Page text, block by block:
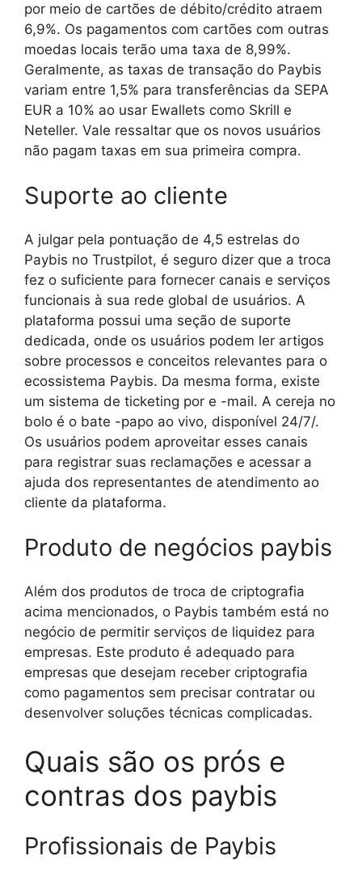
por meio de cartões de débito/crédito atraem
6,9%. Os pagamentos com cartões com outras
moedas locais terão uma taxa de 8,99%.
Geralmente, as taxas de transação do Paybis
variam entre 1,5% para transferências da SEPA
EUR a 10% ao usar Ewallets como Skrill e
Neteller. Vale ressaltar que os novos usuários
não pagam taxas em sua primeira compra.
Suporte ao cliente
A julgar pela pontuação de 4,5 estrelas do
Paybis no Trustpilot, é seguro dizer que a troca
fez o suficiente para fornecer canais e serviços
funcionais à sua rede global de usuários. A
plataforma possui uma seção de suporte
dedicada, onde os usuários podem ler artigos
sobre processos e conceitos relevantes para o
ecossistema Paybis. Da mesma forma, existe
um sistema de ticketing por e -mail. A cereja no
bolo é o bate -papo ao vivo, disponível 24/7/.
Os usuários podem aproveitar esses canais
para registrar suas reclamações e acessar a
ajuda dos representantes de atendimento ao
cliente da plataforma.
Produto de negócios paybis
Além dos produtos de troca de criptografia
acima mencionados, o Paybis também está no
negócio de permitir serviços de liquidez para
empresas. Este produto é adequado para
empresas que desejam receber criptografia
como pagamentos sem precisar contratar ou
desenvolver soluções técnicas complicadas.
Quais são os prós e
contras dos paybis
Profissionais de Paybis